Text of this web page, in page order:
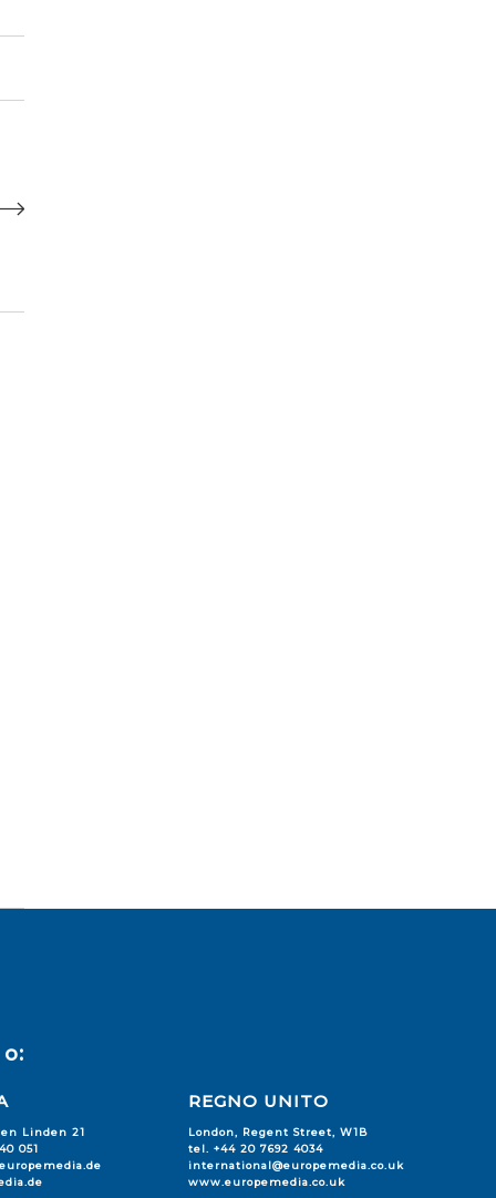
o:
Linden 21
051
REGNO UNITO
London, Regent Street, W1B
tel. +44 20 7692 4034
international@europemedia.co.uk
www.europemedia.co.uk